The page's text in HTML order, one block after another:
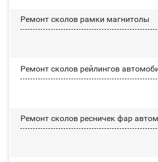
Ремонт сколов рамки магнитолы
Ремонт сколов рейлингов
Ремонт сколов ресничек фар